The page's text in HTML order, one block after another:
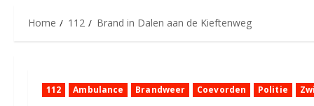
Home 112 Brand in Dalen aan de Kieftenweg
112 Ambulance Brandweer Coevorden Politie